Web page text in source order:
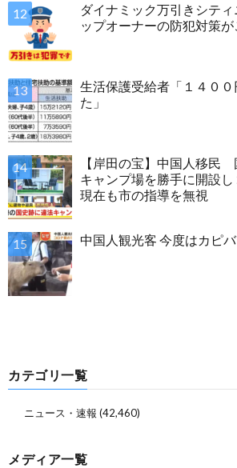
ダイナミック万引きシテ
ップオーナーの防犯対策が
生活保護受給者「１４０
た」
【岸田の宝】中国人移民
キャンプ場を勝手に開設
現在も市の指導を無視
中国人観光客 今度はカピ
カテゴリ一覧
ニュース・速報 (42,460)
メディア一覧